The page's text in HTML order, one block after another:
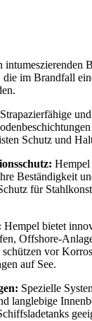
intumeszierenden
im Brandfall
Strapazierfähige und
Schutz und
Beständigkeit
für
Hempel bietet
Offshore-
vor
auf See.
Spezielle
langlebige